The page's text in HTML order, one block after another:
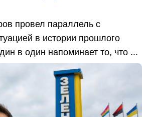
провел параллель с
в истории прошлого
в один напоминает то, что ...